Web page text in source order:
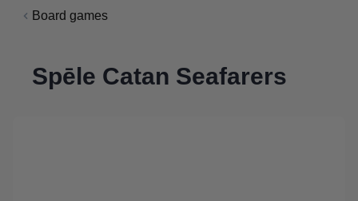
Board games
Spēle Catan Seafarers